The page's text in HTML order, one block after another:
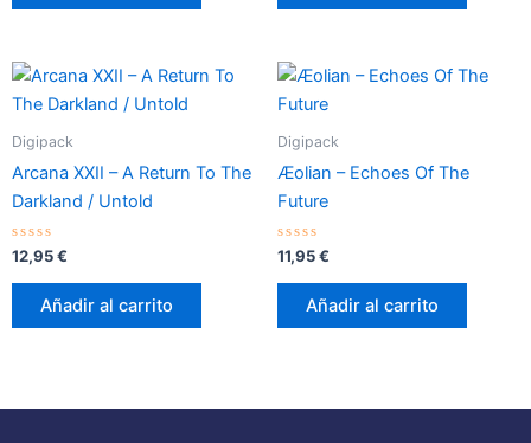
Digipack
Arcana XXII – A Return To The
Darkland / Untold
Valorado
con
0
12,95€
Añadir al carrito
Digipack
Æolian – Echoes Of The
Future
Valorado
con
0
11,95€
Añadir al carrito